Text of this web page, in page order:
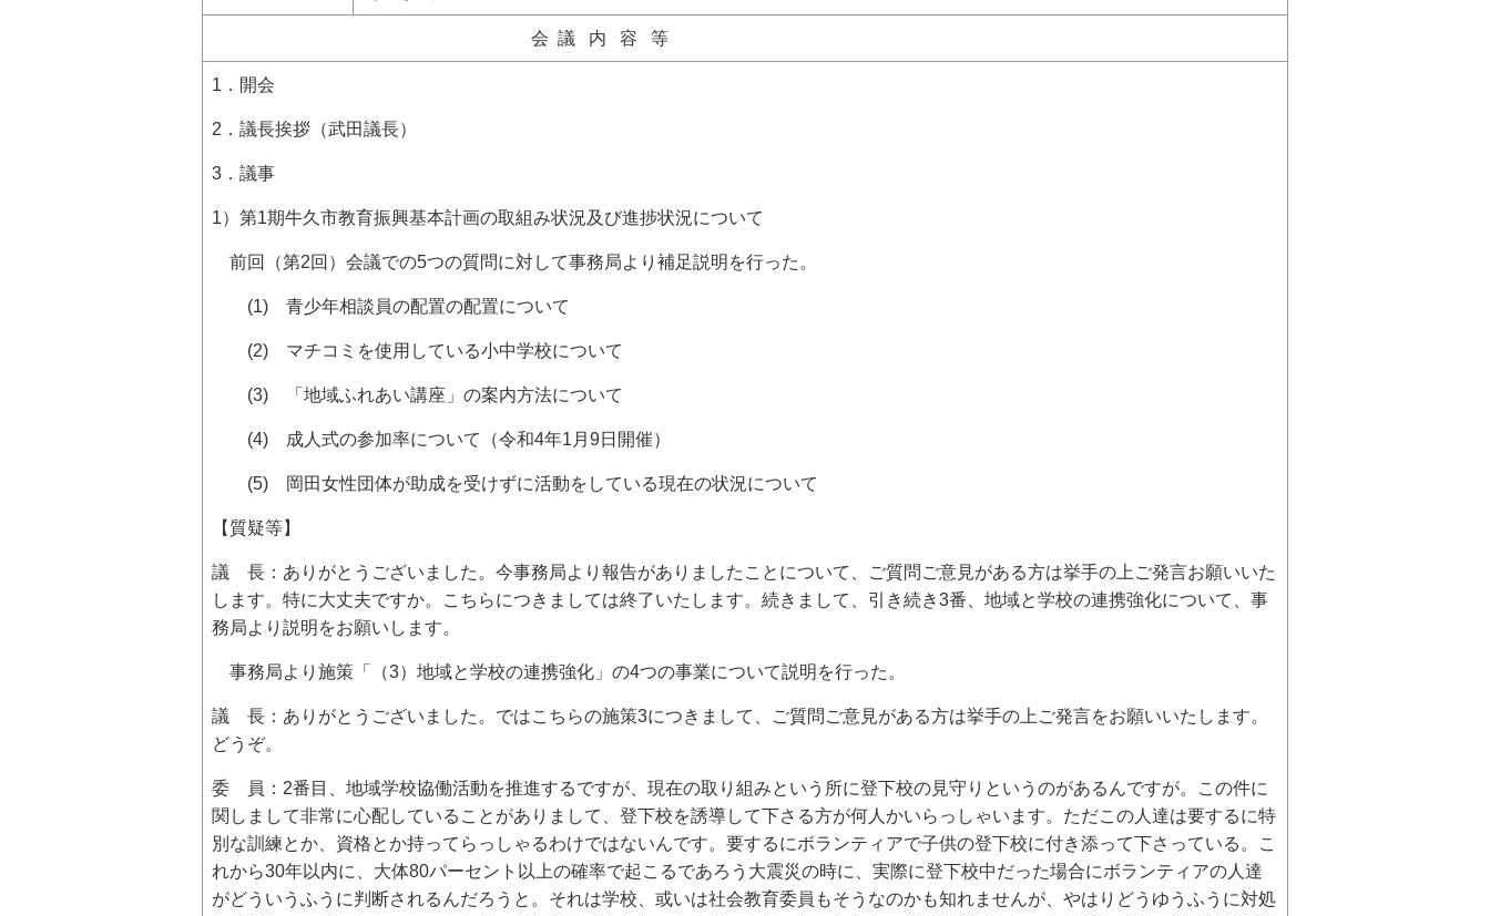
会 議 内 容 等
1．開会
2．議長挨拶（武田議長）
3．議事
1）第1期牛久市教育振興基本計画の取組み状況及び進捗状況について
前回（第2回）会議での5つの質問に対して事務局より補足説明を行った。
(1) 青少年相談員の配置の配置について
(2) マチコミを使用している小中学校について
(3) 「地域ふれあい講座」の案内方法について
(4) 成人式の参加率について（令和4年1月9日開催）
(5) 岡田女性団体が助成を受けずに活動をしている現在の状況について
【質疑等】
議 長：ありがとうございました。今事務局より報告がありましたことについて、ご質問ご意見がある方は挙手の上ご発言お願いいた
します。特に大丈夫ですか。こちらにつきましては終了いたします。続きまして、引き続き3番、地域と学校の連携強化について、事
務局より説明をお願いします。
事務局より施策「（3）地域と学校の連携強化」の4つの事業について説明を行った。
議 長：ありがとうございました。ではこちらの施策3につきまして、ご質問ご意見がある方は挙手の上ご発言をお願いいたします。
どうぞ。
委 員：2番目、地域学校協働活動を推進するですが、現在の取り組みという所に登下校の見守りというのがあるんですが。この件に
関しまして非常に心配していることがありまして、登下校を誘導して下さる方が何人かいらっしゃいます。ただこの人達は要するに特
別な訓練とか、資格とか持ってらっしゃるわけではないんです。要するにボランティアで子供の登下校に付き添って下さっている。こ
れから30年以内に、大体80パーセント以上の確率で起こるであろう大震災の時に、実際に登下校中だった場合にボランティアの人達
がどういうふうに判断されるんだろうと。それは学校、或いは社会教育委員もそうなのかも知れませんが、やはりどうゆうふうに対処